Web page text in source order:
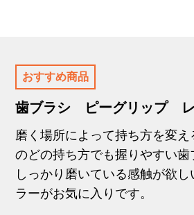
おすすめ商品
歯ブラシ ピーグリップ レ
磨く場所によって持ち方を変え
のどの持ち方でも握りやすい歯
しっかり磨いている感触が欲
ラーがお気に入りです。